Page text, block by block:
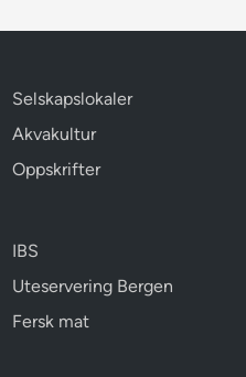
Selskapslokaler
Akvakultur
Oppskrifter
IBS
Uteservering Bergen
Fersk mat